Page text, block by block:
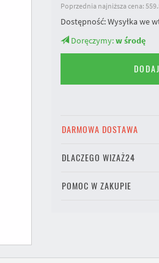
Poprzednia najniższa cena:
Dostępność:Wysyłka we
Doręczymy:w środę
DARMOWA DOSTAWA
DLACZEGO WIZAŻ24
POMOC W ZAKUPIE